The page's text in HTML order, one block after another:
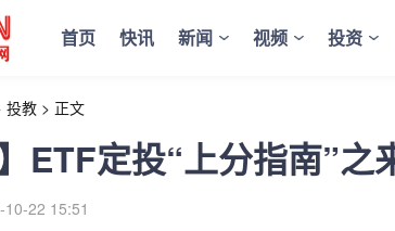
首页 快讯 新闻 视频 投资
投教 > 正文
ETF定投“上分指南”
10-22 15:51